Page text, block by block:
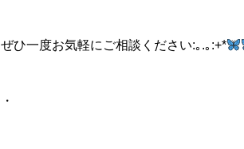
ぜひ一度お気軽にご相談ください:｡.｡:+*
・